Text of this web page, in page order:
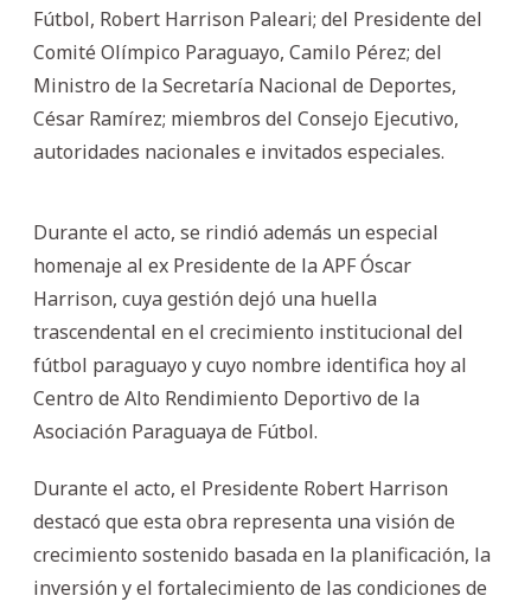
Fútbol, Robert Harrison Paleari; del Presidente del
Comité Olímpico Paraguayo, Camilo Pérez; del
Ministro de la Secretaría Nacional de Deportes,
César Ramírez; miembros del Consejo Ejecutivo,
autoridades nacionales e invitados especiales.
Durante el acto, se rindió además un especial
homenaje al ex Presidente de la APF Óscar
Harrison, cuya gestión dejó una huella
trascendental en el crecimiento institucional del
fútbol paraguayo y cuyo nombre identifica hoy al
Centro de Alto Rendimiento Deportivo de la
Asociación Paraguaya de Fútbol.
Durante el acto, el Presidente Robert Harrison
destacó que esta obra representa una visión de
crecimiento sostenido basada en la planificación, la
inversión y el fortalecimiento de las condiciones de